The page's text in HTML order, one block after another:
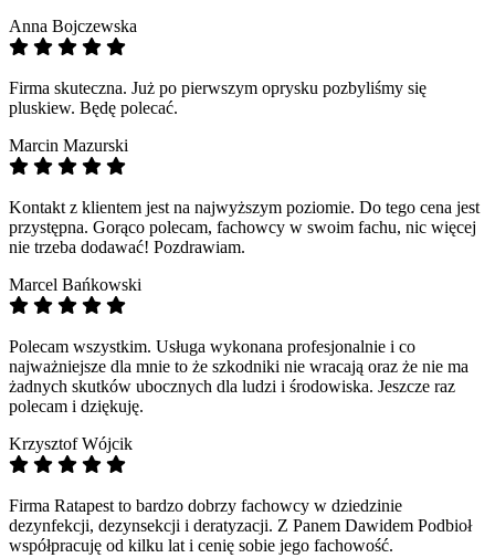
Anna Bojczewska
Firma skuteczna. Już po pierwszym oprysku pozbyliśmy się
pluskiew. Będę polecać.
Marcin Mazurski
Kontakt z klientem jest na najwyższym poziomie. Do tego cena jest
przystępna. Gorąco polecam, fachowcy w swoim fachu, nic więcej
nie trzeba dodawać! Pozdrawiam.
Marcel Bańkowski
Polecam wszystkim. Usługa wykonana profesjonalnie i co
najważniejsze dla mnie to że szkodniki nie wracają oraz że nie ma
żadnych skutków ubocznych dla ludzi i środowiska. Jeszcze raz
polecam i dziękuję.
Krzysztof Wójcik
Firma Ratapest to bardzo dobrzy fachowcy w dziedzinie
dezynfekcji, dezynsekcji i deratyzacji. Z Panem Dawidem Podbioł
współpracuję od kilku lat i cenię sobie jego fachowość.